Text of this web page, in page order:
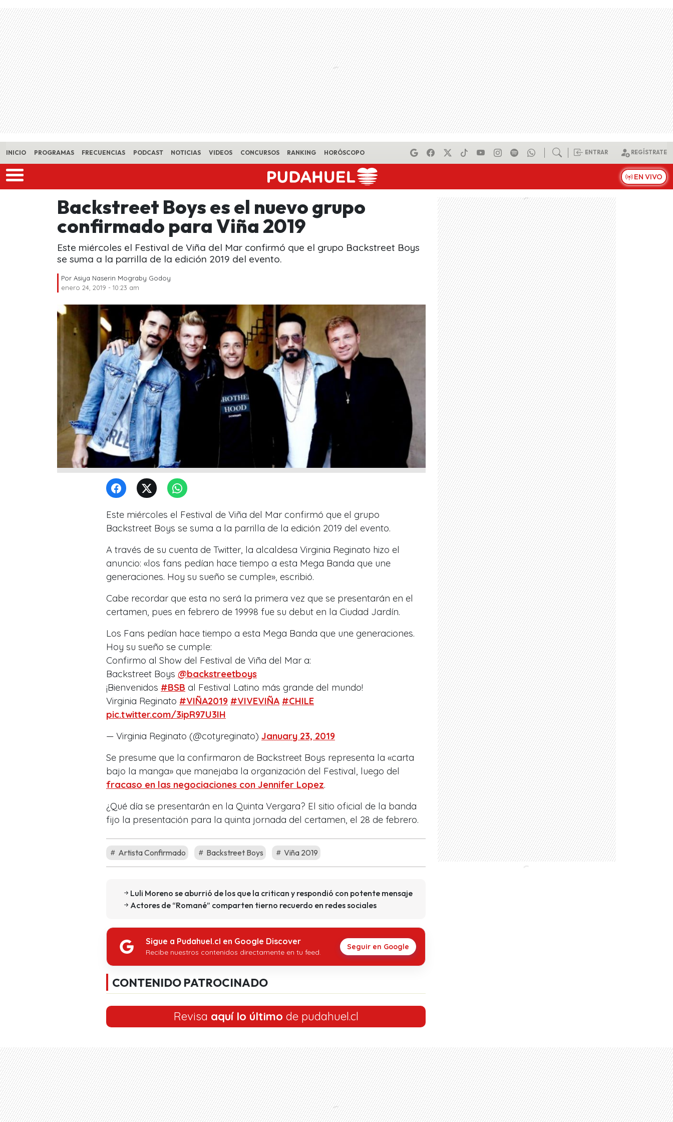
Skip to main content
INICIO PROGRAMAS FRECUENCIAS PODCAST NOTICIAS VIDEOS CONCURSOS RANKING HORÓSCOPO ENTRAR REGÍSTRATE
EN VIVO
Backstreet Boys es el nuevo grupo
confirmado para Viña 2019
Este miércoles el Festival de Viña del Mar confirmó que el grupo Backstreet Boys
se suma a la parrilla de la edición 2019 del evento.
Por Asiya Naserin Mograby Godoy
enero 24, 2019 - 10:23 am
Este miércoles el Festival de Viña del Mar confirmó que el grupo
Backstreet Boys se suma a la parrilla de la edición 2019 del evento.
A través de su cuenta de Twitter, la alcaldesa Virginia Reginato hizo el
anuncio: «los fans pedían hace tiempo a esta Mega Banda que une
generaciones. Hoy su sueño se cumple», escribió.
Cabe recordar que esta no será la primera vez que se presentarán en el
certamen, pues en febrero de 19998 fue su debut en la Ciudad Jardín.
Los Fans pedían hace tiempo a esta Mega Banda que une generaciones.
Hoy su sueño se cumple:
Confirmo al Show del Festival de Viña del Mar a:
Backstreet Boys @backstreetboys
¡Bienvenidos #BSB al Festival Latino más grande del mundo!
Virginia Reginato #VIÑA2019 #VIVEVIÑA #CHILE
pic.twitter.com/3ipR97U3IH
— Virginia Reginato (@cotyreginato) January 23, 2019
Se presume que la confirmaron de Backstreet Boys representa la «carta
bajo la manga» que manejaba la organización del Festival, luego del
fracaso en las negociaciones con Jennifer Lopez.
¿Qué día se presentarán en la Quinta Vergara? El sitio oficial de la banda
fijo la presentación para la quinta jornada del certamen, el 28 de febrero.
Artista Confirmado Backstreet Boys Viña 2019
Luli Moreno se aburrió de los que la critican y respondió con potente mensaje
Actores de “Romané” comparten tierno recuerdo en redes sociales
Sigue a Pudahuel.cl en Google Discover
Recibe nuestros contenidos directamente en tu feed.
Seguir en Google
CONTENIDO PATROCINADO
Revisa aquí lo último de pudahuel.cl